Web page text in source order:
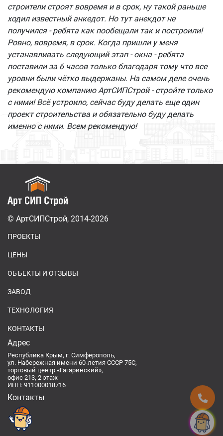
строители строят вовремя и в срок, ну такой раньше
ходил известный анкедот. Но тут анекдот не
получился - ребята как пообещали так и построили!
Ровно, вовремя, в срок. Когда пришли у меня
устанавливать следующий этап - окна - ребята
поставили за 6 часов только благодаря тому что все
уровни были чётко выдержаны. На самом деле очень
рекомендую компанию АртСИПСтрой - стройте только
с ними! Всё устроило, сейчас буду делать еще один
проект строительства и обязательно буду делать
именно с ними. Всем рекомендую!
© АртСИПСтрой, 2014-2026
ПРОЕКТЫ
ЦЕНЫ
ОБЪЕКТЫ И ОТЗЫВЫ
ЗАВОД
ТЕХНОЛОГИЯ
КОНТАКТЫ
Адрес
Республика Крым, г. Симферополь,
ул. Набережная имени 60-летия СССР 75С,
торговый центр «Гагаринский»,
офис 213, 2 этаж
ИНН: 911000018716
Контакты